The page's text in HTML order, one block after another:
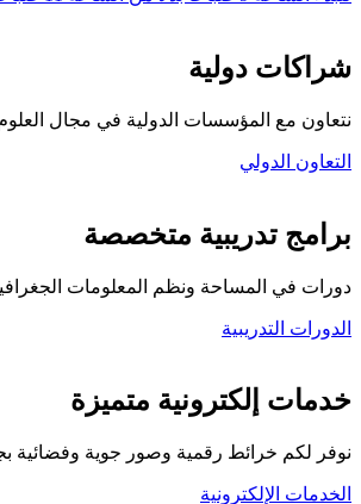
شراكات دولية
نتعاون مع المؤسسات الدولية في مجال العلوم
التعاون الدولي
برامج تدريبية متخصصة
دورات في المساحة ونظم المعلومات
الدورات التدريبية
خدمات إلكترونية متميزة
نوفر لكم خرائط رقمية وصور جوية وفضائية
الخدمات الإلكترونية